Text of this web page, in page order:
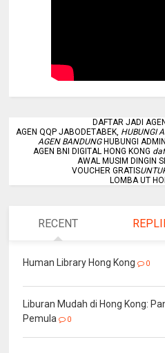
DAFTAR JADI
AGEN QQP JABODETABEK, HUBUNGI
AGEN BANDUNGHUBUNGI
AGEN BNI DIGITAL HONG KONG
AWAL MUSIM DINGIN
VOUCHER GRATIS
LOMBA UT
RECENT
Human Library Hong Kong 0
Liburan Mudah di Hong Kong:
Pemula
0